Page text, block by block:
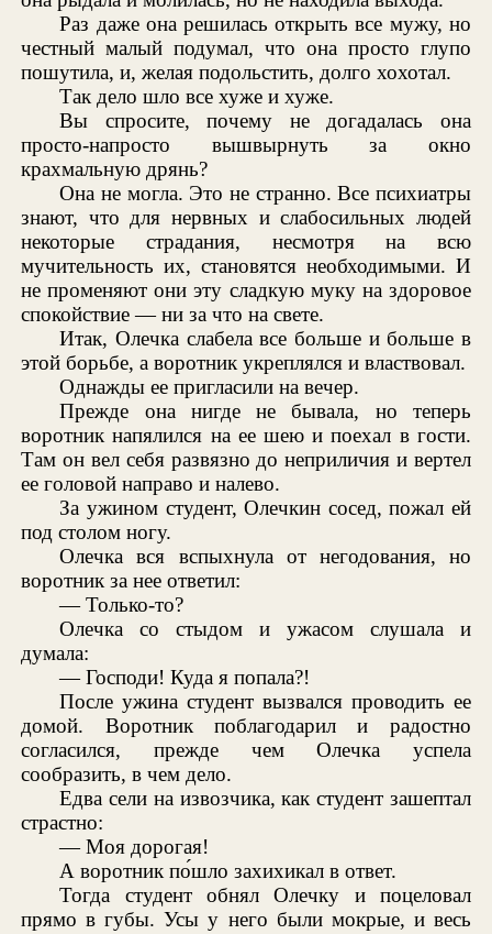
Раз даже она решилась открыть все мужу, но
честный малый подумал, что она просто глупо
пошутила, и, желая подольстить, долго хохотал.
Так дело шло все хуже и хуже.
Вы спросите, почему не догадалась она
просто-напросто вышвырнуть за окно
крахмальную дрянь?
Она не могла. Это не странно. Все психиатры
знают, что для нервных и слабосильных людей
некоторые страдания, несмотря на всю
мучительность их, становятся необходимыми. И
не променяют они эту сладкую муку на здоровое
спокойствие — ни за что на свете.
Итак, Олечка слабела все больше и больше в
этой борьбе, а воротник укреплялся и властвовал.
Однажды ее пригласили на вечер.
Прежде она нигде не бывала, но теперь
воротник напялился на ее шею и поехал в гости.
Там он вел себя развязно до неприличия и вертел
ее головой направо и налево.
За ужином студент, Олечкин сосед, пожал ей
под столом ногу.
Олечка вся вспыхнула от негодования, но
воротник за нее ответил:
— Только-то?
Олечка со стыдом и ужасом слушала и
думала:
— Господи! Куда я попала?!
После ужина студент вызвался проводить ее
домой. Воротник поблагодарил и радостно
согласился, прежде чем Олечка успела
сообразить, в чем дело.
Едва сели на извозчика, как студент зашептал
страстно:
— Моя дорогая!
А воротник по́шло захихикал в ответ.
Тогда студент обнял Олечку и поцеловал
прямо в губы. Усы у него были мокрые, и весь